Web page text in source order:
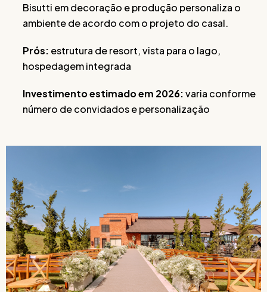
Bisutti em decoração e produção personaliza o
ambiente de acordo com o projeto do casal.
Prós: estrutura de resort, vista para o lago,
hospedagem integrada
Investimento estimado em 2026:varia conforme
número de convidados e personalização